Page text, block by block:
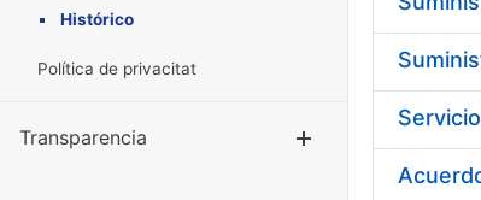
Histórico
Política de privacitat
Transparencia